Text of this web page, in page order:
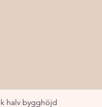
halv bygghöjd